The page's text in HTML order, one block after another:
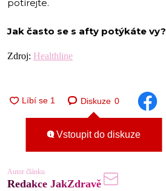
potírejte.
Jak často se s afty potýkáte vy?
Zdroj: Healthline
Diskuze 0
Vstoupit do diskuze
Autor článku
Redakce JakZdravě